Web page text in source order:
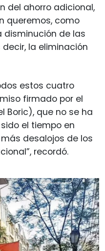
del ahorro adicional,
queremos, como
disminución de las
la eliminación
estos cuatro
firmado por el
Boric), que no se ha
el tiempo en
desalojos de los
recordó.